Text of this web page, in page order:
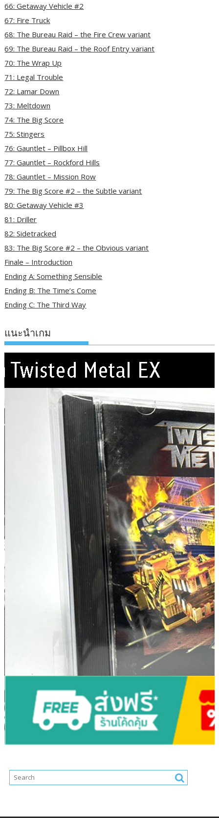
66: Getaway Vehicle #2
67: Fire Truck
68: The Bureau Raid – the Fire Crew variant
69: The Bureau Raid – the Roof Entry variant
70: The Wrap Up
71: Legal Trouble
72: Lamar Down
73: Meltdown
74: The Big Score
75: Stingers
76: Gauntlet – Pillbox Hill
77: Gauntlet – Rockford Hills
78: Gauntlet – Mission Row
79: The Big Score #2 – the Subtle variant
80: Getaway Vehicle #3
81: Driller
82: Sidetracked
83: The Big Score #2 – the Obvious variant
Finale – Introduction
Ending A: Something Sensible
Ending B: The Time’s Come
Ending C: The Third Way
แนะนำเกม